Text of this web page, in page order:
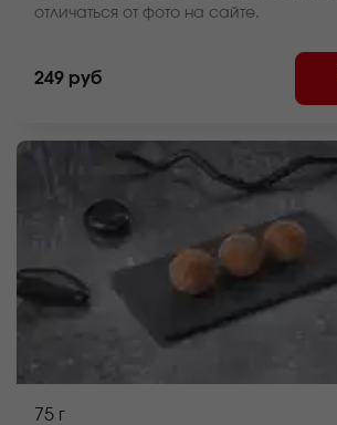
отличаться от фото на сайте.
249 руб
75 г